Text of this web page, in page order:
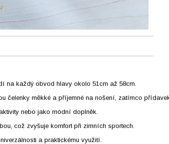
na každý obvod hlavy okolo 51cm až 58cm.
čelenky měkké a příjemné na nošení, zatímco
nebo jako módní doplněk.
což zvyšuje komfort při zimních sportech.
a praktickému využití.